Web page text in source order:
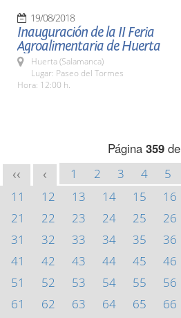
19/08/2018
Inauguración de la II Feria
Agroalimentaria de Huerta
Huerta (Salamanca)
Lugar: Paseo del Tormes
Hora: 12:00 h.
Página 359de
<< < 1 2 3 4 5
11
12 13 14 15 16
21
22 23 24 25 26
31
32 33 34 35 36
41
42 43 44 45 46
51
52 53 54 55 56
61
62 63 64 65 66